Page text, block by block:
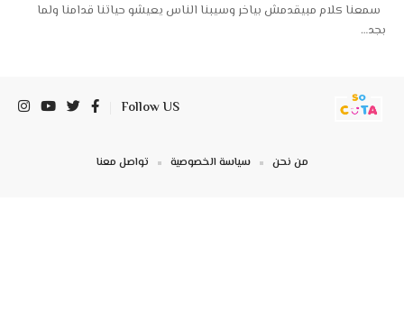
سمعنا كلام مبيقدمش بياخر وسيبنا الناس يعيشو حياتنا قدامنا ولما
بجد…
Follow US
من نحن سياسة الخصوصية تواصل معنا